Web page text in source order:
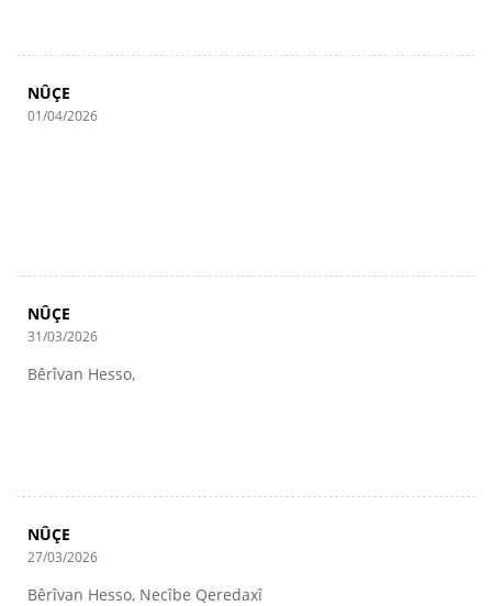
NÛÇE
01/04/2026
NÛÇE
31/03/2026
Bêrîvan Hesso,
NÛÇE
27/03/2026
Bêrîvan Hesso, Necîbe Qeredaxî